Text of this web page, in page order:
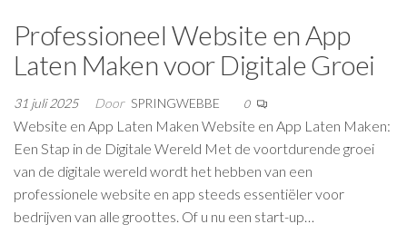
Professioneel Website en App
Laten Maken voor Digitale Groei
31 juli 2025 Door SPRINGWEBBE 0
Website en App Laten Maken Website en App Laten Maken:
Een Stap in de Digitale Wereld Met de voortdurende groei
van de digitale wereld wordt het hebben van een
professionele website en app steeds essentiëler voor
bedrijven van alle groottes. Of u nu een start-up…